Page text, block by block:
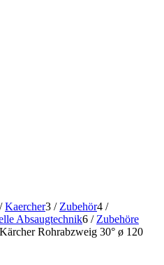
/ Kaercher3 / Zubehör4 /
Absaugtechnik6 / Zubehöre
Kärcher Rohrabzweig 30° ø 120